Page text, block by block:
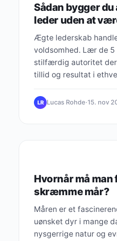
Sådan bygger
leder uden at
Ægte lederskab
voldsomhed. Lær de
stilfærdig autoritet
tillid og resultat i
LR Lucas Rohde·15. nov
Hvornår må man
skræmme mår?
Måren er et
uønsket dyr i mange
nysgerrige natur og